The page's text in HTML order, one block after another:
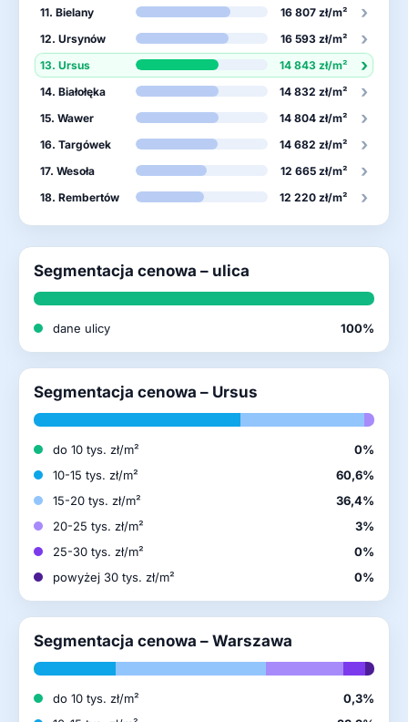
11. Bielany 16 807 zł/m² ›
12. Ursynów 16 593 zł/m² ›
13. Ursus 14 843 zł/m² ›
14. Białołęka 14 832 zł/m² ›
15. Wawer 14 804 zł/m² ›
16. Targówek 14 682 zł/m² ›
17. Wesoła 12 665 zł/m² ›
18. Rembertów 12 220 zł/m² ›
Segmentacja cenowa – ulica
dane ulicy 100%
Segmentacja cenowa – Ursus
do 10 tys. zł/m²
0%
10-15 tys. zł/m²
60,6%
15-20 tys. zł/m²
36,4%
20-25 tys. zł/m²
3%
25-30 tys. zł/m²
0%
powyżej 30 tys. zł/m²
0%
Segmentacja cenowa – Warszawa
do 10 tys. zł/m²
0,3%